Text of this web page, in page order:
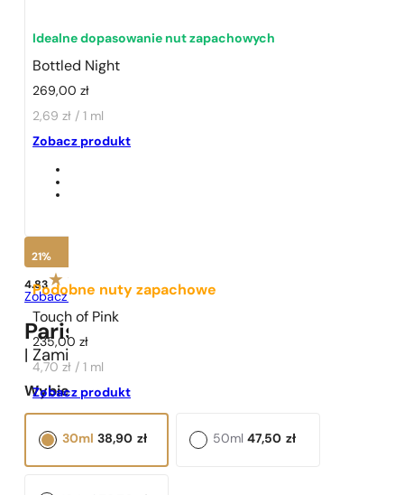
1 - 3 szt.
Idealne dopasowanie nut zapachowych
Bottled Night
269,00zł
2,69 zł / 1 ml
Zobacz produkt
Podobne nuty zapachowe
Touch of Pink
235,00zł
4,70 zł / 1 ml
Zobacz produkt
21%
4.83
Zobacz opinie
Paris Perfumes N° 149 -
| Zamiennik
Wybierz pojemność:
38,90 zł
30ml 47,50 zł
50ml